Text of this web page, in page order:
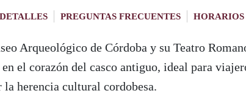
DETALLES PREGUNTAS FRECUENTES HORARIOS
Arqueológico de Córdoba y su Teatro
el corazón del casco antiguo, ideal para
la herencia cultural cordobesa.